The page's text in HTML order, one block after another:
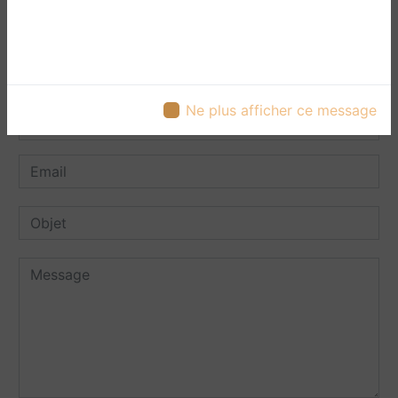
Ne plus afficher ce message